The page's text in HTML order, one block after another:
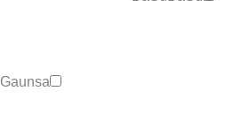
Gaunsa